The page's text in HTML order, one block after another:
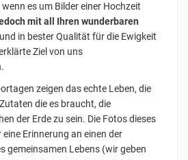
es um Bilder einer Hochzeit
mit all Ihren wunderbaren
in bester Qualität für die Ewigkeit
Ziel von uns
zeigen das echte Leben, die
die es braucht, die
der Erde zu sein. Die Fotos dieses
Erinnerung an einen der
gemeinsamen Lebens (wir geben